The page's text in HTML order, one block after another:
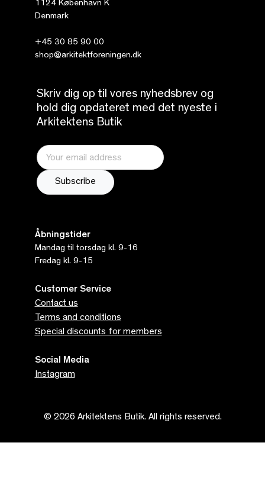
1124 København K
Denmark
+45 30 85 90 00
shop@arkitektforeningen.dk
Skriv dig op til vores nyhedsbrev og
hold dig opdateret med det nyeste i
Arkitektens Butik
Åbningstider
Mandag til torsdag kl. 9-16
Fredag kl. 9-15
Customer Service
Contact us
Terms and conditions
Special discounts for members
Social Media
Instagram
© 2026 Arkitektens Butik. All rights reserved.